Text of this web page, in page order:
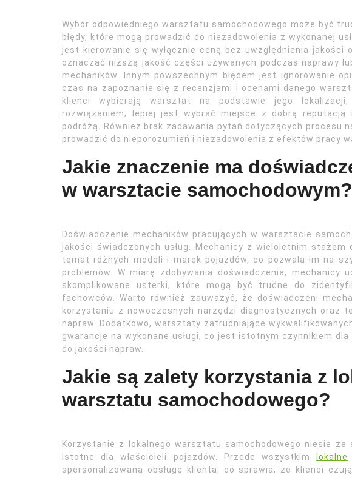
Wybór odpowiedniego warsztatu samochodowego może być
błędy, które mogą prowadzić do niezadowolenia z wykonanej
jest kierowanie się wyłącznie ceną bez uwzględnienia jakości
oznaczać niższą jakość części używanych podczas naprawy
mechaników. Innym powszechnym błędem jest ignorowanie
czas na zapoznanie się z recenzjami i ocenami danego
klienci wybierają warsztat na podstawie jego
rozwiązaniem; lepiej jest wybrać miejsce z dobrą
podróżą. Również brak zadawania pytań dotyczących procesu
prowadzić do nieporozumień i niezadowolenia z efektów pracy
Jakie znaczenie ma
w warsztacie samochodowym?
Doświadczenie mechaników pracujących w warsztacie
jakości świadczonych usług. Mechanicy z wieloletnim
temat różnych modeli i marek pojazdów, co pozwala im na
problemów. W miarę zdobywania doświadczenia, mechanicy
skomplikowane usterki, które mogą być trudne do
fachowców. Warto również zauważyć, że doświadczeni
korzystaniu z nowoczesnych narzędzi diagnostycznych oraz
napraw. Dodatkowo, warsztaty zatrudniające
gwarancje na wykonane usługi, co jest istotnym czynnikiem
do jakości napraw.
Jakie są zalety korzystania z
warsztatu samochodowego?
Korzystanie z lokalnego warsztatu samochodowego niesie
istotne dla właścicieli pojazdów. Przede wszystkim
lokalne
spersonalizowaną obsługę klienta, co sprawia, że klienci